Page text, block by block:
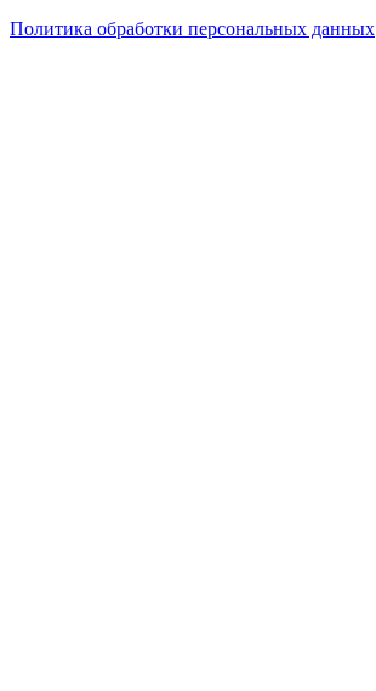
Политика обработки персональных данных